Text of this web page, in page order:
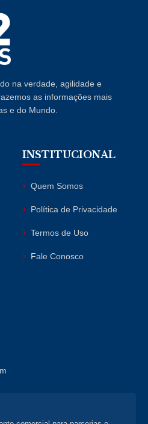
na verdade, agilidade e
as informações mais
e do Mundo.
INSTITUCIONAL
Quem Somos
Política de Privacidade
Termos de Uso
Fale Conosco